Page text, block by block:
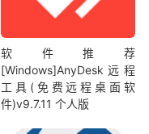
软件推荐
[Windows]AnyDesk远程
工具(免费远程桌面软
件)v9.7.11 个人版